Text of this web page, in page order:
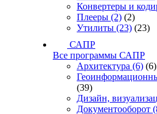
Конвертеры и
Плееры (2) (2)
Утилиты (23) (23)
САПР
Все программы САПР
Архитектура (6) (6)
(39)
Дизайн,
Документооборот